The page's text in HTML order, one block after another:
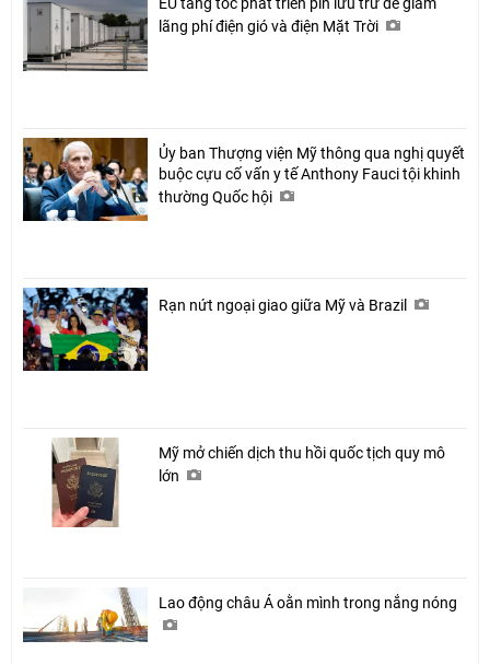
EU tăng tốc phát triển pin lưu trữ để giảm
lãng phí điện gió và điện Mặt Trời
Ủy ban Thượng viện Mỹ thông qua nghị quyết
buộc cựu cố vấn y tế Anthony Fauci tội khinh
thường Quốc hội
Rạn nứt ngoại giao giữa Mỹ và Brazil
Mỹ mở chiến dịch thu hồi quốc tịch quy mô
lớn
Lao động châu Á oằn mình trong nắng nóng